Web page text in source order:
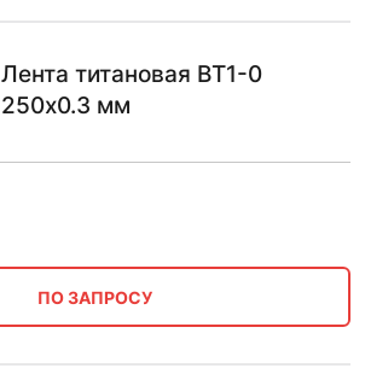
Лента титановая ВТ1-0
250х0.3 мм
ПО ЗАПРОСУ